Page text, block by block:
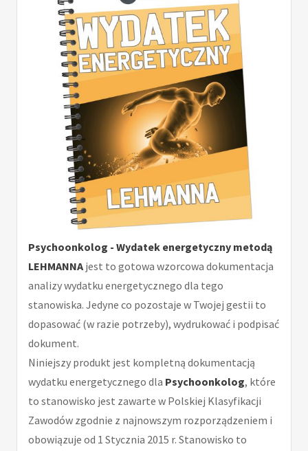
Psychoonkolog - Wydatek energetyczny metodą
LEHMANNA jest to gotowa wzorcowa dokumentacja
analizy wydatku energetycznego dla tego
stanowiska. Jedyne co pozostaje w Twojej gestii to
dopasować (w razie potrzeby), wydrukować i podpisać
dokument.
Niniejszy produkt jest kompletną dokumentacją
wydatku energetycznego dla Psychoonkolog, które
to stanowisko jest zawarte w Polskiej Klasyfikacji
Zawodów zgodnie z najnowszym rozporządzeniem i
obowiązuje od 1 Stycznia 2015 r. Stanowisko to